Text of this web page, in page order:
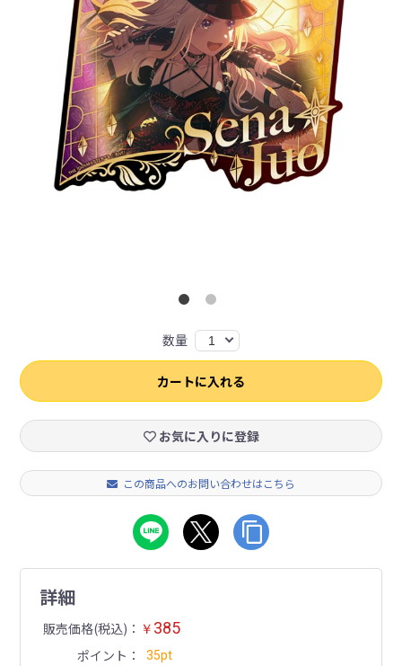
数量 1
カートに入れる
お気に入りに登録
この商品へのお問い合わせはこちら
詳細
販売価格(税込) ￥ 385
ポイント 35pt